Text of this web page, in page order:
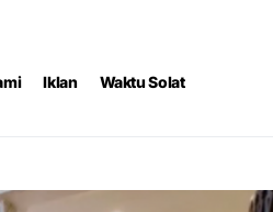
Iklan Waktu Solat